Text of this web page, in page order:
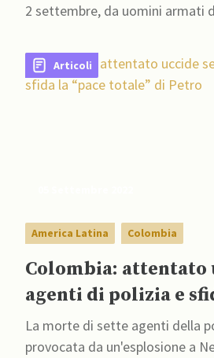
2 settembre, da uomini armati
Articoli
America Latina Colombia
Colombia: attentato
agenti di polizia e
totale” di Petro
La morte di sette agenti della
provocata da un'esplosione a